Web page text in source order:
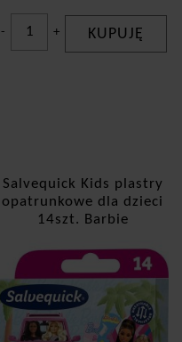
- + KUPUJĘ
Salvequick Kids plastry
opatrunkowe dla dzieci
14szt. Barbie